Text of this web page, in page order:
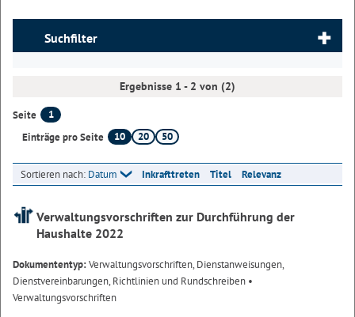
Suchfilter
Ergebnisse 1 - 2 von (2)
Seite
1
Einträge pro Seite
10 20 50
Sortieren nach: Datum Inkrafttreten Titel Relevanz
Verwaltungsvorschriften zur Durchführung der
Haushalte 2022
Dokumententyp:Verwaltungsvorschriften, Dienstanweisungen,
Dienstvereinbarungen, Richtlinien und Rundschreiben •
Verwaltungsvorschriften